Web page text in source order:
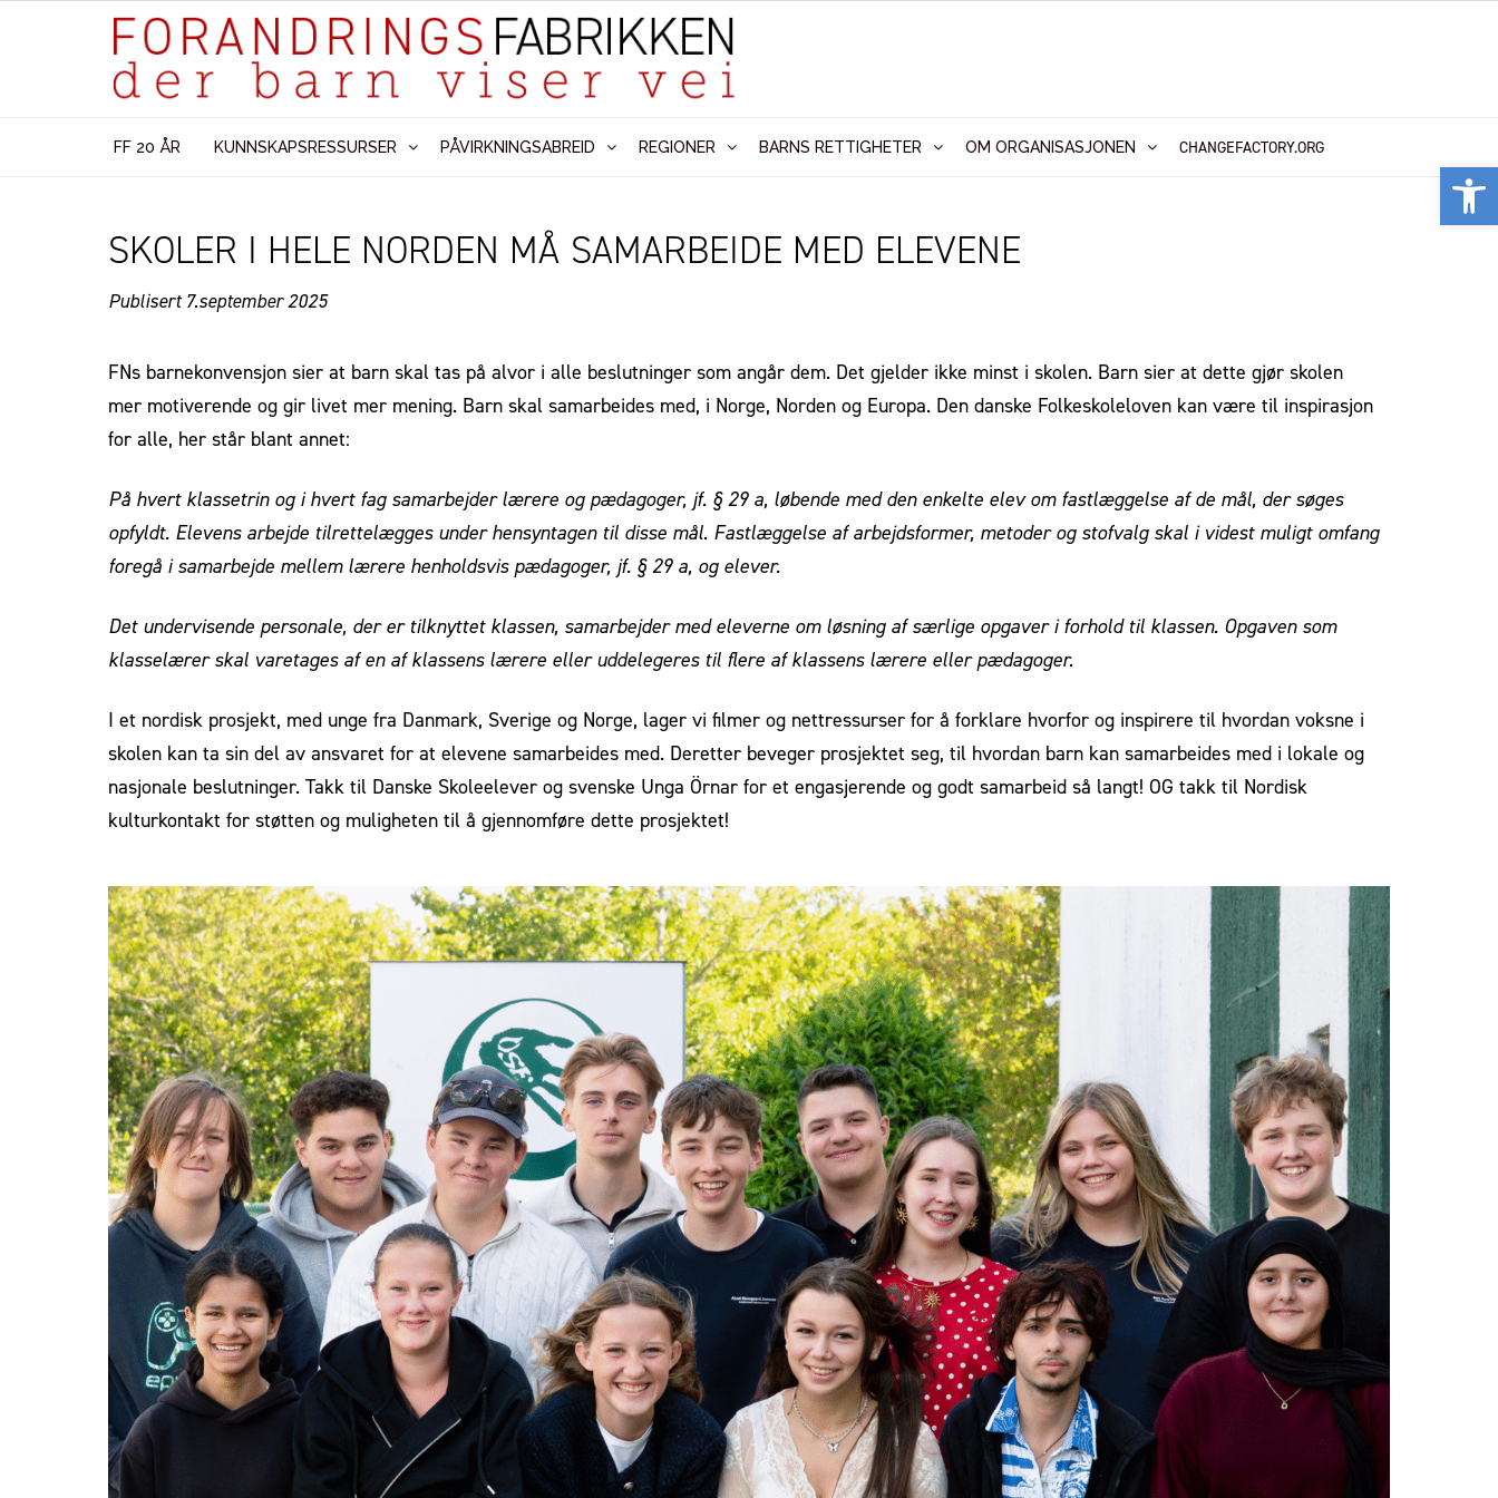
FF 20 ÅR KUNNSKAPSRESSURSER PÅVIRKNINGSABREID REGIONER BARNS RETTIGHETER OM ORGANISASJONEN CHANGEFACTORY.ORG
SKOLER I HELE NORDEN MÅ SAMARBEIDE MED ELEVENE
Publisert 7.september2025
FNs barnekonvensjon sier at barn skal tas på alvor i alle beslutninger som angår dem. Det gjelder ikke minst i skolen. Barn sier at dette gjør skolen
mer motiverende og gir livet mer mening. Barn skal samarbeides med, i Norge, Norden og Europa. Den danske Folkeskoleloven kan være til inspirasjon
for alle, her står blant annet:
På hvert klassetrin og i hvert fag samarbejder lærere og pædagoger, jf. § 29 a, løbende med den enkelte elev om fastlæggelse af de mål, der søges
opfyldt. Elevens arbejde tilrettelægges under hensyntagen til disse mål. Fastlæggelse af arbejdsformer, metoder og stofvalg skal i videst muligt omfang
foregå i samarbejde mellem lærere henholdsvis pædagoger, jf. § 29 a, og elever.
Det undervisende personale, der er tilknyttet klassen, samarbejder med eleverne om løsning af særlige opgaver i forhold til klassen. Opgaven som
klasselærer skal varetages af en af klassens lærere eller uddelegeres til flere af klassens lærere eller pædagoger.
I et nordisk prosjekt, med unge fra Danmark, Sverige og Norge, lager vi filmer og nettressurser for å forklare hvorfor og inspirere til hvordan voksne i
skolen kan ta sin del av ansvaret for at elevene samarbeides med. Deretter beveger prosjektet seg, til hvordan barn kan samarbeides med i lokale og
nasjonale beslutninger. Takk til Danske Skoleelever og svenske Unga Örnar for et engasjerende og godt samarbeid så langt! OG takk til Nordisk
kulturkontakt for støtten og muligheten til å gjennomføre dette prosjektet!